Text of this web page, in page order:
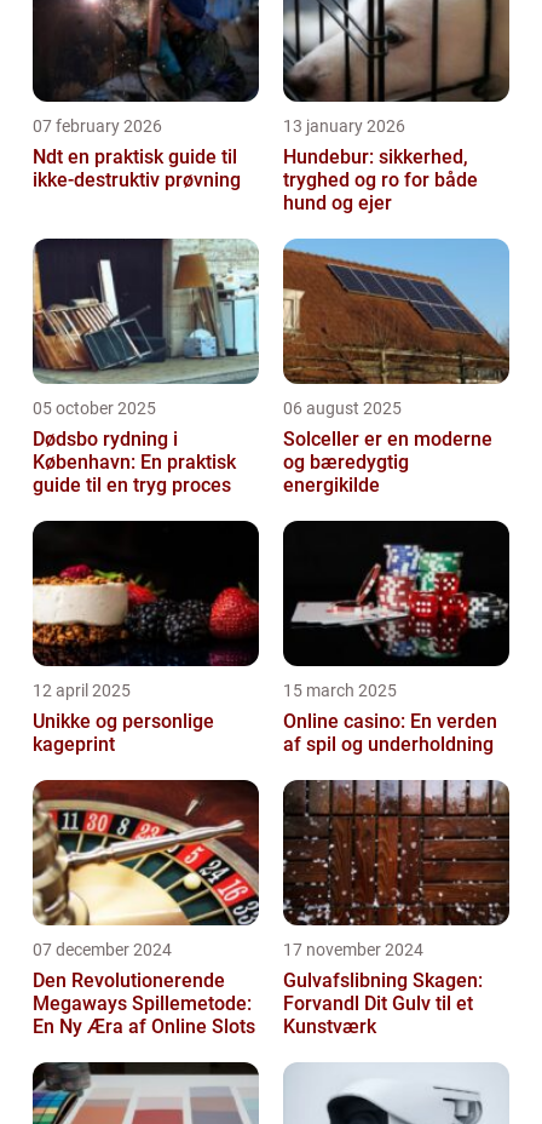
07 february 2026
Ndt en praktisk guide til
ikke-destruktiv prøvning
13 january 2026
Hundebur: sikkerhed,
tryghed og ro for både
hund og ejer
05 october 2025
Dødsbo rydning i
København: En praktisk
guide til en tryg proces
06 august 2025
Solceller er en moderne
og bæredygtig
energikilde
12 april 2025
Unikke og personlige
kageprint
15 march 2025
Online casino: En verden
af spil og underholdning
07 december 2024
Den Revolutionerende
Megaways Spillemetode:
En Ny Æra af Online Slots
17 november 2024
Gulvafslibning Skagen:
Forvandl Dit Gulv til et
Kunstværk